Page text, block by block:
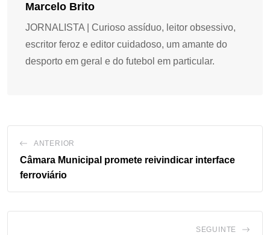
Marcelo Brito
JORNALISTA | Curioso assíduo, leitor obsessivo,
escritor feroz e editor cuidadoso, um amante do
desporto em geral e do futebol em particular.
ANTERIOR
Câmara Municipal promete reivindicar interface
ferroviário
SEGUINTE